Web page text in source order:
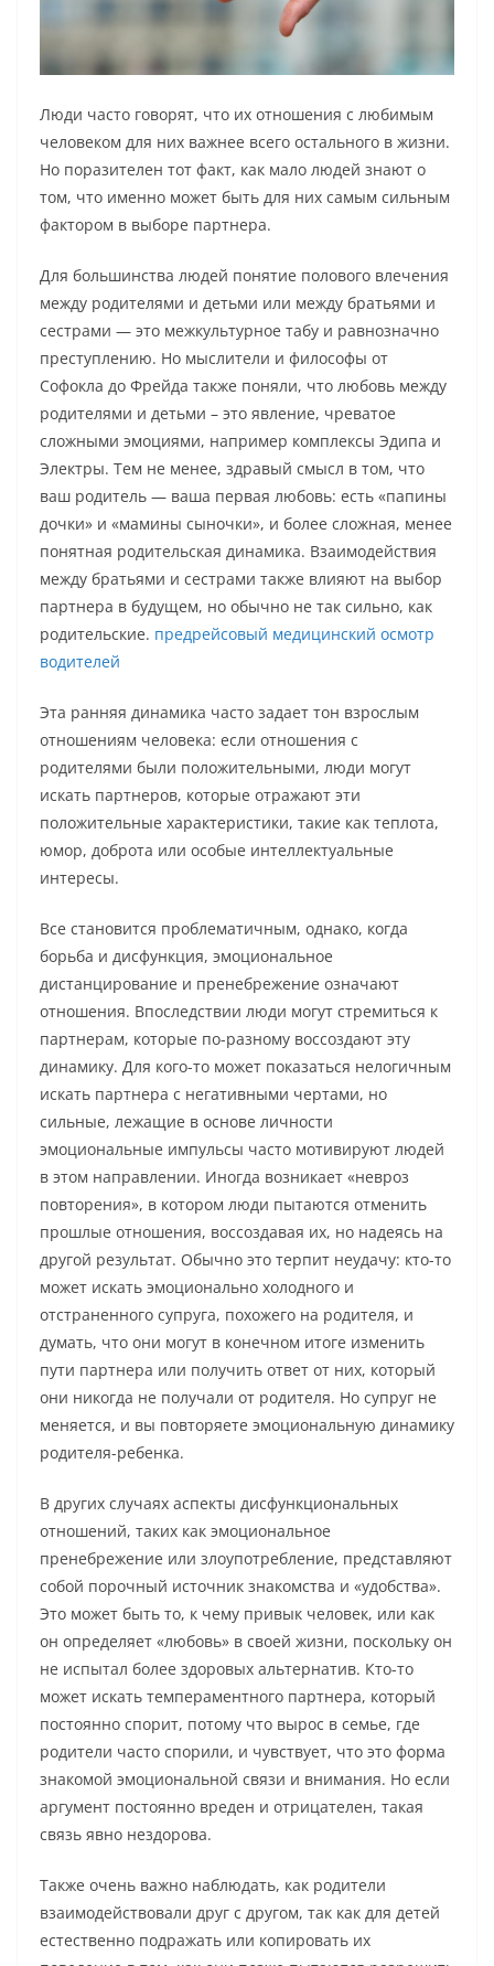
Люди часто говорят, что их отношения с любимым
человеком для них важнее всего остального в жизни.
Но поразителен тот факт, как мало людей знают о
том, что именно может быть для них самым сильным
фактором в выборе партнера.
Для большинства людей понятие полового влечения
между родителями и детьми или между братьями и
сестрами — это межкультурное табу и равнозначно
преступлению. Но мыслители и философы от
Софокла до Фрейда также поняли, что любовь между
родителями и детьми – это явление, чреватое
сложными эмоциями, например комплексы Эдипа и
Электры. Тем не менее, здравый смысл в том, что
ваш родитель — ваша первая любовь: есть «папины
дочки» и «мамины сыночки», и более сложная, менее
понятная родительская динамика. Взаимодействия
между братьями и сестрами также влияют на выбор
партнера в будущем, но обычно не так сильно, как
родительские. предрейсовый медицинский осмотр
водителей
Эта ранняя динамика часто задает тон взрослым
отношениям человека: если отношения с
родителями были положительными, люди могут
искать партнеров, которые отражают эти
положительные характеристики, такие как теплота,
юмор, доброта или особые интеллектуальные
интересы.
Все становится проблематичным, однако, когда
борьба и дисфункция, эмоциональное
дистанцирование и пренебрежение означают
отношения. Впоследствии люди могут стремиться к
партнерам, которые по-разному воссоздают эту
динамику. Для кого-то может показаться нелогичным
искать партнера с негативными чертами, но
сильные, лежащие в основе личности
эмоциональные импульсы часто мотивируют людей
в этом направлении. Иногда возникает «невроз
повторения», в котором люди пытаются отменить
прошлые отношения, воссоздавая их, но надеясь на
другой результат. Обычно это терпит неудачу: кто-то
может искать эмоционально холодного и
отстраненного супруга, похожего на родителя, и
думать, что они могут в конечном итоге изменить
пути партнера или получить ответ от них, который
они никогда не получали от родителя. Но супруг не
меняется, и вы повторяете эмоциональную динамику
родителя-ребенка.
В других случаях аспекты дисфункциональных
отношений, таких как эмоциональное
пренебрежение или злоупотребление, представляют
собой порочный источник знакомства и «удобства».
Это может быть то, к чему привык человек, или как
он определяет «любовь» в своей жизни, поскольку он
не испытал более здоровых альтернатив. Кто-то
может искать темпераментного партнера, который
постоянно спорит, потому что вырос в семье, где
родители часто спорили, и чувствует, что это форма
знакомой эмоциональной связи и внимания. Но если
аргумент постоянно вреден и отрицателен, такая
связь явно нездорова.
Также очень важно наблюдать, как родители
взаимодействовали друг с другом, так как для детей
естественно подражать или копировать их